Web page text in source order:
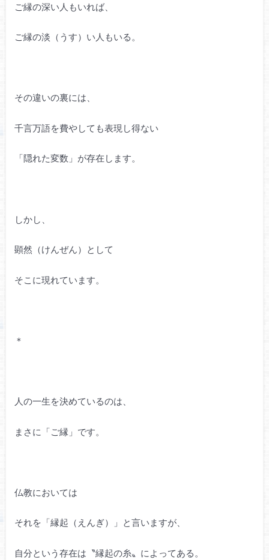
ご縁の深い人もいれば、
ご縁の淡（うす）い人もいる。
その違いの裏には、
千言万語を費やしても表現し得ない
「隠れた変数」が存在します。
しかし、
顕然（けんぜん）として
そこに現れています。
＊
人の一生を決めているのは、
まさに「ご縁」です。
仏教においては
それを「縁起（えんぎ）」と言いますが、
自分という存在は〝縁起の糸〟によってある。